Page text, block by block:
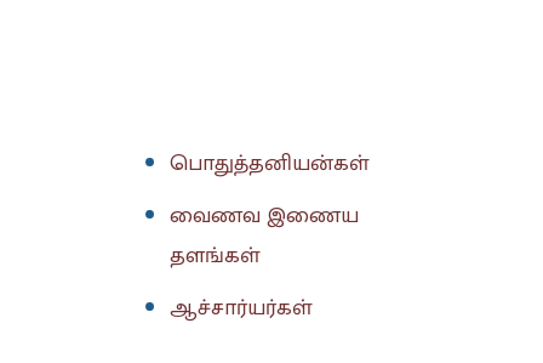
பொதுத்தனியன்கள்
வைணவ இணைய
தளங்கள்
ஆச்சார்யர்கள்